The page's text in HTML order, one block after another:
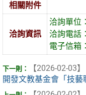
相關附件
洽詢資訊
洽詢單位：
洽詢電話
電子信箱
【2026-02-03】
開發文教基金會「技藝